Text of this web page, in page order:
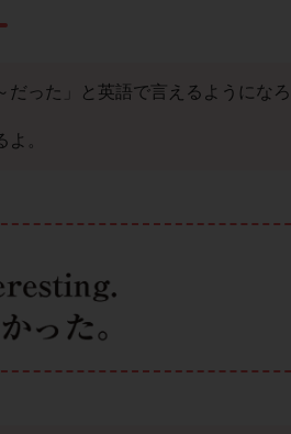
だった」と英語で言えるようになろ
。